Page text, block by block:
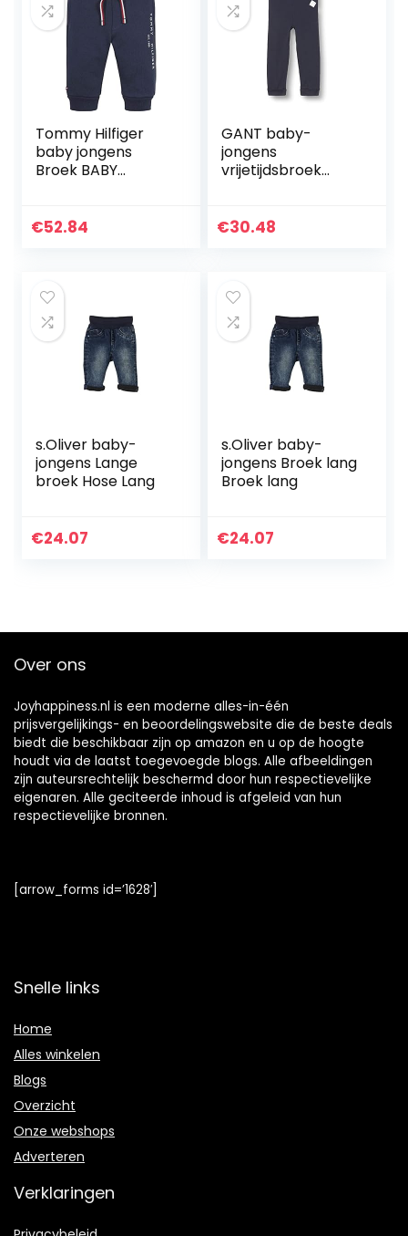
Tommy Hilfiger
baby jongens
Broek BABY
€52.84
GANT baby-
jongens
vrijetijdsbroek
€30.48
s.Oliver baby-
jongens Lange
broek Hose Lang
€24.07
s.Oliver baby-
jongens Broek lang
Broek lang
€24.07
Over ons
Joyhappiness.nl is een moderne alles-in-één
prijsvergelijkings- en beoordelingswebsite die de beste deals
biedt die beschikbaar zijn op amazon en u op de hoogte
houdt via de laatst toegevoegde blogs. Alle afbeeldingen
zijn auteursrechtelijk beschermd door hun respectievelijke
eigenaren. Alle geciteerde inhoud is afgeleid van hun
respectievelijke bronnen.
[arrow_forms id=’1628′]
Snelle links
Home
Alles winkelen
Blogs
Overzicht
Onze webshops
Adverteren
Verklaringen